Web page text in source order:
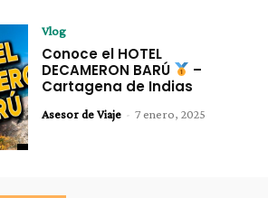
Vlog
Conoce el HOTEL
DECAMERON BARÚ
–
Cartagena de Indias
Asesor de Viaje - 7 enero, 2025